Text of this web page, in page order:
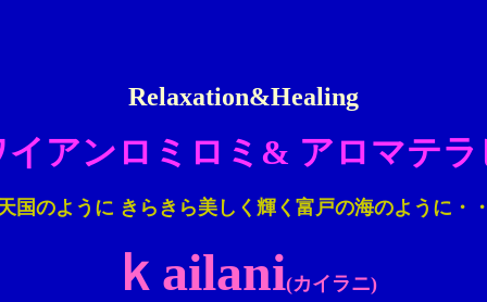
Relaxation&Healing
アンロミロミ & アロマテラ
国のように きらきら美しく輝く富戸の海のように・
ｋailani(カイラニ)